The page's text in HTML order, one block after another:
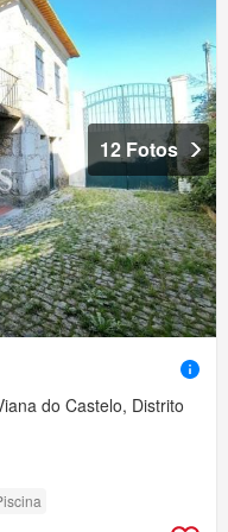
12 Fotos
do Castelo, Distrito